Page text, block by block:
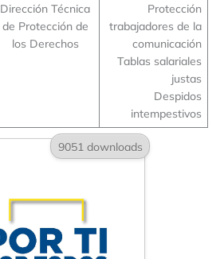
Dirección Técnica
de Protección de
los Derechos
Protección
trabajadores de la
comunicación
Tablas salariales
justas
Despidos
intempestivos
9051 downloads